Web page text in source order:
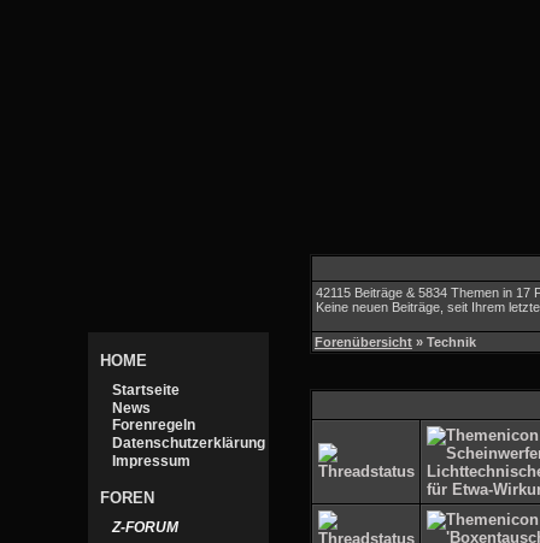
HOME
Startseite
News
Forenregeln
Datenschutzerklärung
Impressum
FOREN
Z-FORUM
42115 Beiträge & 5834 Themen in 17
Keine neuen Beiträge, seit Ihrem
Forenübersicht » Technik